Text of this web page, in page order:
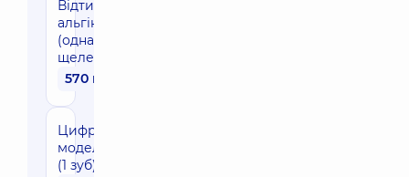
Відтиск
альгінатний
(одна
щелепа)
570 грн
Цифрове
моделювання
(1 зуб)